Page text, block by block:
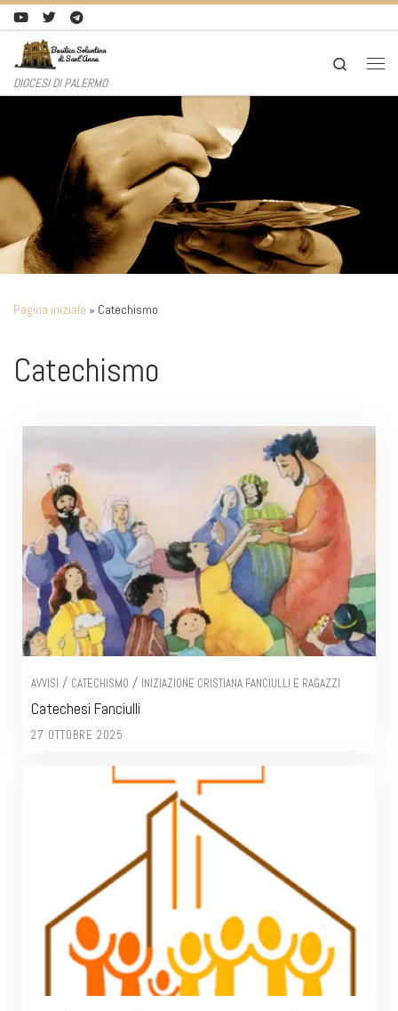
Passa al contenuto
DIOCESI DI PALERMO
Search
Pagina iniziale » Catechismo
Catechismo
AVVISI / CATECHISMO / INIZIAZIONE CRISTIANA FANCIULLI E RAGAZZI
Catechesi Fanciulli
27 OTTOBRE 2025